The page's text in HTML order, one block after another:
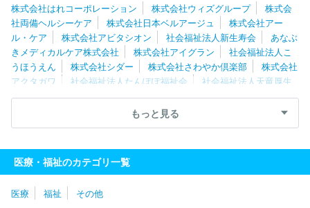
株式会社はれコーポレーション 株式会社ウィズグループ
株式会
社両備ヘルシーケア
株式会社日本ベルアージュ
株式会社アー
ル・ケア
株式会社アビタシオン 社会福祉法人新生寿会
あなぶ
きメディカルケア株式会社
株式会社アイグラン
社会福祉法人こ
うほうえん
株式会社シダー 株式会社さわやか倶楽部
株式会社
アクタガワ
社会福祉法人たんぽぽ福祉会
社会福祉法人天竜厚生
会
株式会社ケア２１ ロングライフホールディング株式会社
社
医療法人豊岡会
社会福祉法人知多学
園
ービス株式会社
ホームケアー株式会社 社会福祉法人同和園
株
式会社はーとふるセゾン
社会福祉法人梓友会
社会福祉法人洗心会
もっと見る
医療・福祉のカテゴリ一覧
医療 福祉 その他